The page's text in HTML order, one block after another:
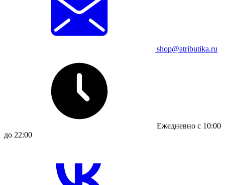
shop@atributika.ru
Ежедневно с 10:00
до 22:00